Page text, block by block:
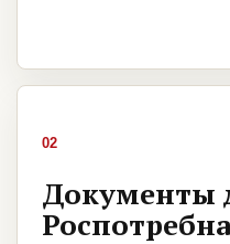
02
Документы